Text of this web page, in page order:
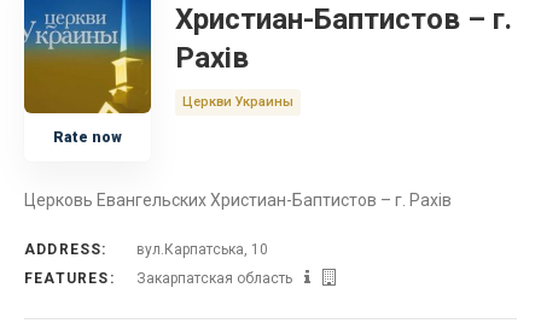
Церковь
Украина
Rate now
Христиан-Баптистов – г.
Рахів
Церкви Украины
Церковь Евангельских Христиан-Баптистов – г. Рахів
ADDRESS:
вул.Карпатська, 10
FEATURES:
Закарпатская область